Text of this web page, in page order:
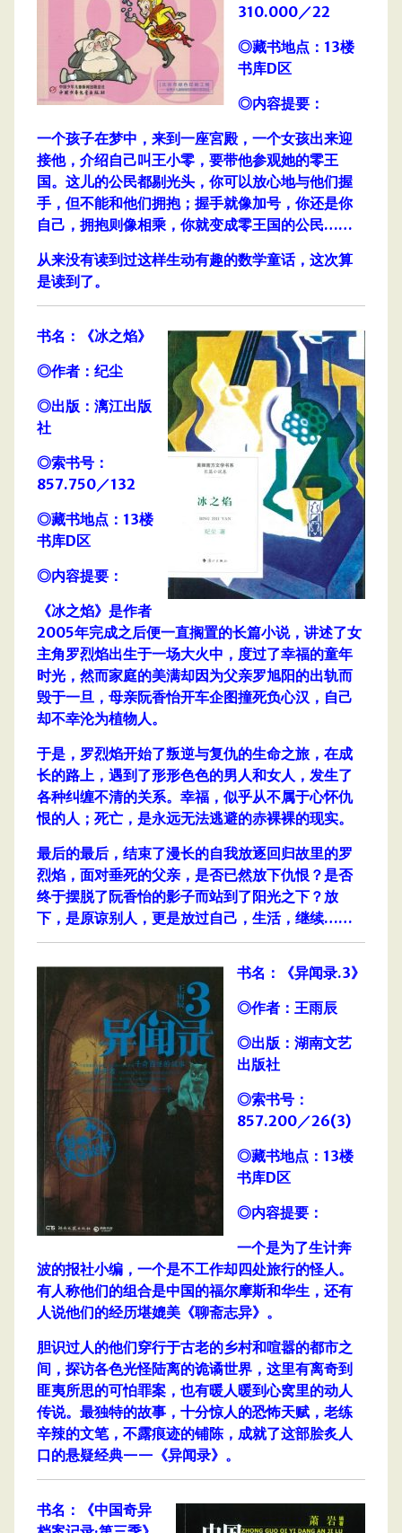
310.000／22
◎藏书地点：13楼
书库D区
◎内容提要：
一个孩子在梦中，来到一座宮殿，一个女孩出来迎
接他，介绍自己叫王小零，要带他参观她的零王
国。这儿的公民都剔光头，你可以放心地与他们握
手，但不能和他们拥抱；握手就像加号，你还是你
自己，拥抱则像相乘，你就变成零王国的公民……
从来没有读到过这样生动有趣的数学童话，这次算
是读到了。
书名：《冰之焰》
◎作者：纪尘
◎出版：漓江出版
社
◎索书号：
857.750／132
◎藏书地点：13楼
书库D区
◎内容提要：
《冰之焰》是作者
2005年完成之后便一直搁置的长篇小说，讲述了女
主角罗烈焰出生于一场大火中，度过了幸福的童年
时光，然而家庭的美满却因为父亲罗旭阳的出轨而
毁于一旦，母亲阮香怡开车企图撞死负心汉，自己
却不幸沦为植物人。
于是，罗烈焰开始了叛逆与复仇的生命之旅，在成
长的路上，遇到了形形色色的男人和女人，发生了
各种纠缠不清的关系。幸福，似乎从不属于心怀仇
恨的人；死亡，是永远无法逃避的赤裸裸的现实。
最后的最后，结束了漫长的自我放逐回归故里的罗
烈焰，面对垂死的父亲，是否已然放下仇恨？是否
终于摆脱了阮香怡的影子而站到了阳光之下？放
下，是原谅别人，更是放过自己，生活，继续……
书名：《异闻录.3》
◎作者：王雨辰
◎出版：湖南文艺
出版社
◎索书号：
857.200／26(3)
◎藏书地点：13楼
书库D区
◎内容提要：
一个是为了生计奔
波的报社小编，一个是不工作却四处旅行的怪人。
有人称他们的组合是中国的福尔摩斯和华生，还有
人说他们的经历堪媲美《聊斋志异》。
胆识过人的他们穿行于古老的乡村和喧嚣的都市之
间，探访各色光怪陆离的诡谲世界，这里有离奇到
匪夷所思的可怕罪案，也有暖人暖到心窝里的动人
传说。最独特的故事，十分惊人的恐怖天赋，老练
辛辣的文笔，不露痕迹的铺陈，成就了这部脍炙人
口的悬疑经典——《异闻录》。
书名：《中国奇异